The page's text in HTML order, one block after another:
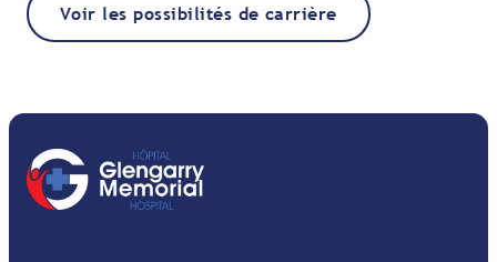
Voir les possibilités de carrière